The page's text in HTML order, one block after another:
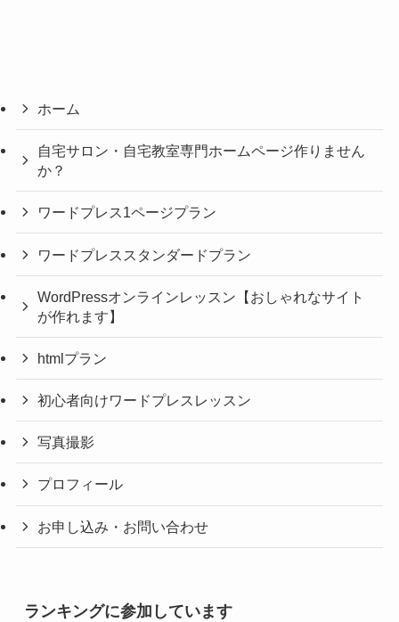
ホーム
自宅サロン・自宅教室専門ホームページ作りません
か？
ワードプレス1ページプラン
ワードプレススタンダードプラン
WordPressオンラインレッスン【おしゃれなサイト
が作れます】
htmlプラン
初心者向けワードプレスレッスン
写真撮影
プロフィール
お申し込み・お問い合わせ
ランキングに参加しています